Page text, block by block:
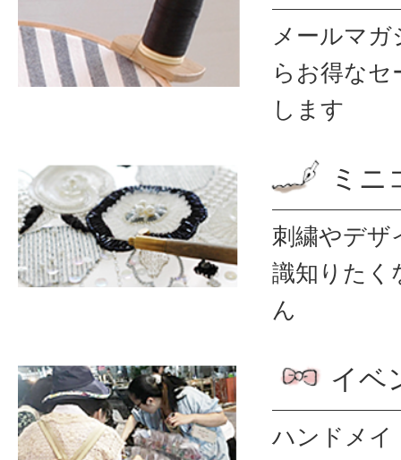
メールマ
ら お得なセ
します
ミニ
刺繍やデザ
識知りたく
ん
イベ
ハンドメイ